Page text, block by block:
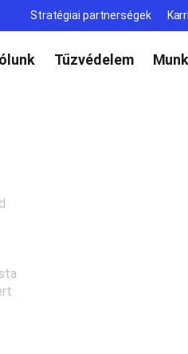
Stratégiai partnerségek
Tűzvédelem